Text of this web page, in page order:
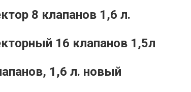
8 клапанов 1,6 л.
16 клапанов 1,5л
1,6 л. новый